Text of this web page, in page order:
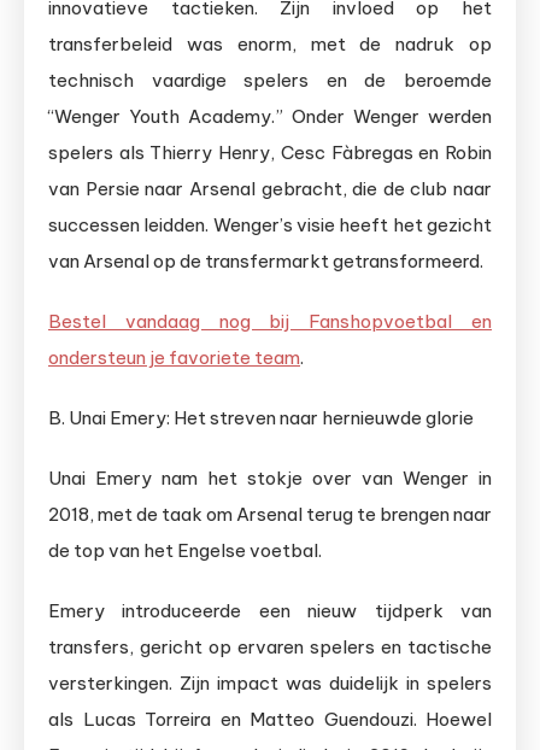
innovatieve tactieken. Zijn invloed op het
transferbeleid was enorm, met de nadruk op
technisch vaardige spelers en de beroemde
“Wenger Youth Academy.” Onder Wenger werden
spelers als Thierry Henry, Cesc Fàbregas en Robin
van Persie naar Arsenal gebracht, die de club naar
successen leidden. Wenger’s visie heeft het gezicht
van Arsenal op de transfermarkt getransformeerd.
Bestel vandaag nog bij Fanshopvoetbal en
ondersteun je favoriete team.
B. Unai Emery: Het streven naar hernieuwde glorie
Unai Emery nam het stokje over van Wenger in
2018, met de taak om Arsenal terug te brengen naar
de top van het Engelse voetbal.
Emery introduceerde een nieuw tijdperk van
transfers, gericht op ervaren spelers en tactische
versterkingen. Zijn impact was duidelijk in spelers
als Lucas Torreira en Matteo Guendouzi. Hoewel